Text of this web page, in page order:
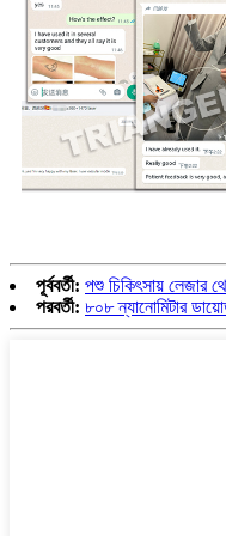
পূর্ববর্তী: পশু চিকিৎসায় লেজার
পরবর্তী: ৮০৮ ন্যানোমিটার